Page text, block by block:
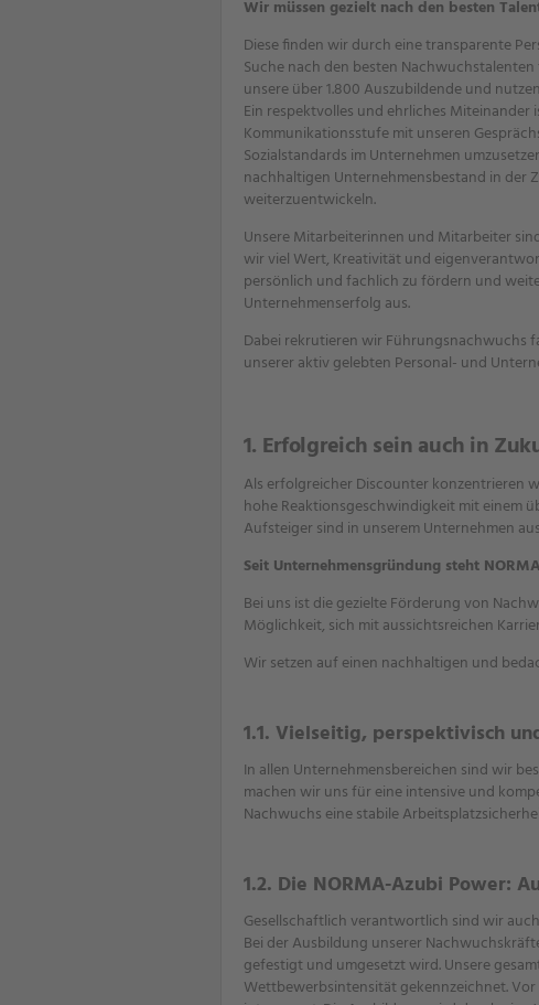
Wir müssen gezielt nach den besten
Diese finden wir durch eine transparente
Suche nach den besten
unsere über 1.800 Auszubildende und
Ein respektvolles und ehrliches Miteinander
Kommunikationsstufe mit unseren
Sozialstandards im Unternehmen
nachhaltigen Unternehmensbestand in der
weiterzuentwickeln.
Unsere Mitarbeiterinnen und Mitarbeiter
wir viel Wert, Kreativität und
persönlich und fachlich zu fördern und
Unternehmenserfolg aus.
Dabei rekrutieren wir Führungsnachwuchs
unserer aktiv gelebten Personal- und
1. Erfolgreich sein auch in
Als erfolgreicher Discounter konzentrieren
hohe Reaktionsgeschwindigkeit mit einem
Aufsteiger sind in unserem Unternehmen
Seit Unternehmensgründung steht
Bei uns ist die gezielte Förderung von
Möglichkeit, sich mit aussichtsreichen
Wir setzen auf einen nachhaltigen und
1.1. Vielseitig, perspektivisch
In allen Unternehmensbereichen sind wir
machen wir uns für eine intensive und
Nachwuchs eine stabile
1.2. Die NORMA-Azubi Power:
Gesellschaftlich verantwortlich sind wir
Bei der Ausbildung unserer
gefestigt und umgesetzt wird. Unsere
Wettbewerbsintensität gekennzeichnet.